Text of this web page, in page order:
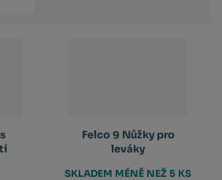
Felco 9 Nůžky pro
leváky
SKLADEM MÉNĚ NEŽ 5 KS